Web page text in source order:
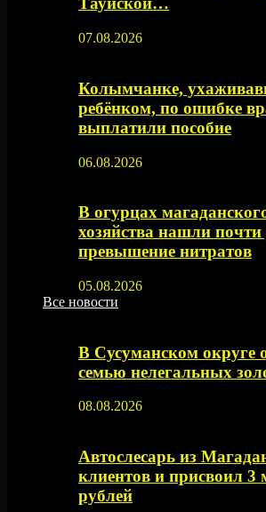
07.08.2026
Колымчанке,
ребёнком, по ошибке
выплатили пособие
06.08.2026
В огурцах
хозяйства нашли почти
превышение нитратов
05.08.2026
Все новости
В Сусуманском округе
семью нелегальных
08.08.2026
Автослесарь из
клиентов и присвоил 3
рублей